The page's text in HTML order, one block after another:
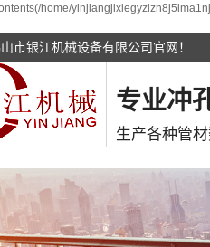
home/
市银江机械设备有限公司官网！
专业冲
生产各种管